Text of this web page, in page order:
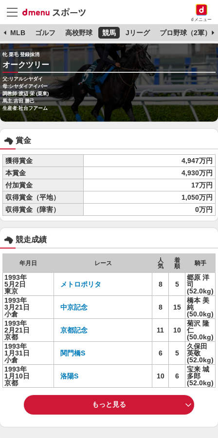
dメニュー
MLB ゴルフ 高校野球 競馬 Jリーグ プロ野球（2軍）
牝 栗毛 登録抹消
オークツリー
父:リアルシヤダイ
母:シヤダイアイバー
調教師:渡辺 栄 (栗東)
馬主:吉田 勝己
生産者:社台フアーム
賞金
獲得賞金
4,947万円
本賞金
4,930万円
付加賞金
17万円
収得賞金（平地）
1,050万円
収得賞金（障害）
0万円
競走成績
年月日 レース
人
気
着
順
騎手
1993年
5月2日
東京
メトロポリタ 8 5
郷原 洋
司
(52.0kg)
1993年
3月21日
小倉
中京記念 8 15
橋本 美
純
(50.0kg)
1993年
2月21日
京都
京都記念 11 10
菊沢 隆
仁
(50.0kg)
1993年
1月31日
小倉
関門橋S 6 5
久保田
英敬
(52.0kg)
1993年
1月10日
京都
洛陽S 10 6
宝来 城
多郎
(52.0kg)
もっと見る